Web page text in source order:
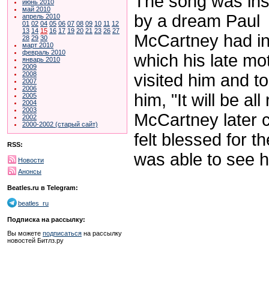
июнь 2010
май 2010
апрель 2010
01 02 04 05 06 07 08 09 10 11 12
13 14 15 16 17 19 20 21 23 26 27
28 29 30
март 2010
февраль 2010
январь 2010
2009
2008
2007
2006
2005
2004
2003
2002
2000-2002 (старый сайт)
RSS:
Новости
Анонсы
Beatles.ru в Telegram:
beatles_ru
Подписка на рассылку:
Вы можете подписаться на рассылку
новостей Битлз.ру
by a dream Paul
McCartney had
which his late
visited him and
him, "It will be all
McCartney later
felt blessed for
was able to see